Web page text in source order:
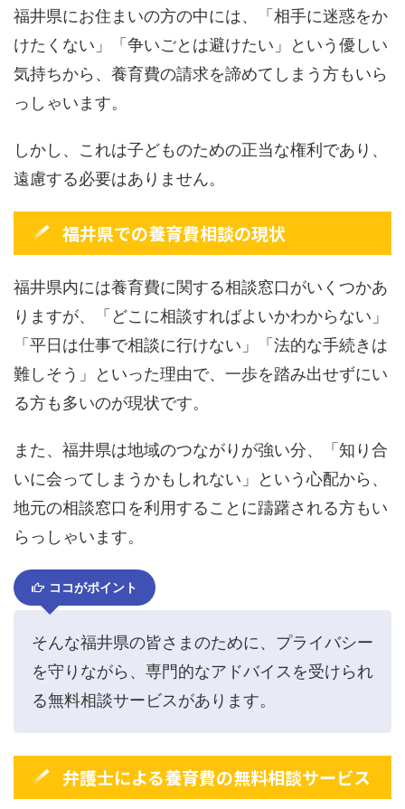
福井県にお住まいの方の中には、「相手に迷惑をか
けたくない」「争いごとは避けたい」という優しい
気持ちから、養育費の請求を諦めてしまう方もいら
っしゃいます。
しかし、これは子どものための正当な権利であり、
遠慮する必要はありません。
福井県での養育費相談の現状
福井県内には養育費に関する相談窓口がいくつかあ
りますが、「どこに相談すればよいかわからない」
「平日は仕事で相談に行けない」「法的な手続きは
難しそう」といった理由で、一歩を踏み出せずにい
る方も多いのが現状です。
また、福井県は地域のつながりが強い分、「知り合
いに会ってしまうかもしれない」という心配から、
地元の相談窓口を利用することに躊躇される方もい
らっしゃいます。
ココがポイント
そんな福井県の皆さまのために、プライバシー
を守りながら、専門的なアドバイスを受けられ
る無料相談サービスがあります。
弁護士による養育費の無料相談サービス